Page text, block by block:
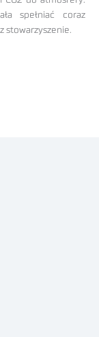
spełniać coraz
stowarzyszenie.